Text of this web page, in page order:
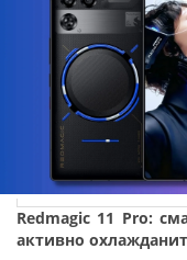
Redmagic 11 Pro:
активно